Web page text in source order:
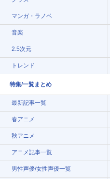
マンガ・ラノベ
音楽
2.5次元
トレンド
特集/一覧まとめ
最新記事一覧
春アニメ
秋アニメ
アニメ記事一覧
男性声優/女性声優一覧